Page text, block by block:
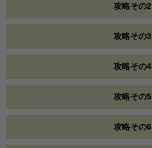
攻略その2
攻略その3
攻略その4
攻略その5
攻略その6